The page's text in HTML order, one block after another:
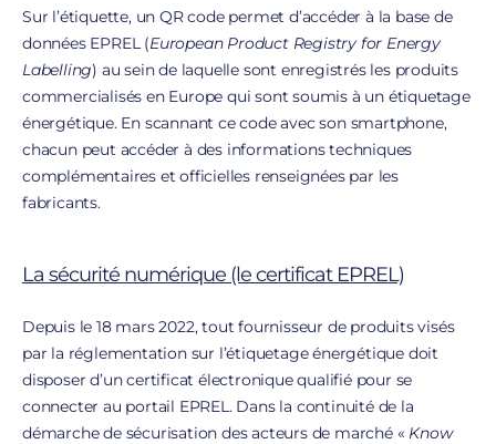
Sur l’étiquette, un QR code permet d’accéder à la base de
données EPREL (European Product Registry for Energy
Labelling) au sein de laquelle sont enregistrés les produits
commercialisés en Europe qui sont soumis à un étiquetage
énergétique. En scannant ce code avec son smartphone,
chacun peut accéder à des informations techniques
complémentaires et officielles renseignées par les
fabricants.
La sécurité numérique (le certificat EPREL)
Depuis le 18 mars 2022, tout fournisseur de produits visés
par la réglementation sur l’étiquetage énergétique doit
disposer d’un certificat électronique qualifié pour se
connecter au portail EPREL. Dans la continuité de la
démarche de sécurisation des acteurs de marché « Know